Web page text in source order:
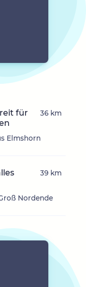
für
Elmshorn
36 km
Nordende
39 km